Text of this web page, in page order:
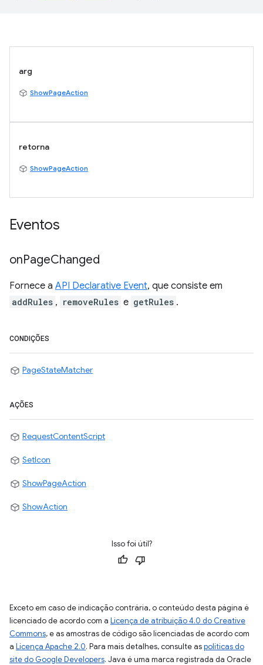
arg
ShowPageAction
retorna
ShowPageAction
Eventos
onPageChanged
Fornece a API Declarative Event, que consiste em
addRules , removeRules e getRules .
CONDIÇÕES
PageStateMatcher
AÇÕES
RequestContentScript
SetIcon
ShowPageAction
ShowAction
Isso foi útil?
Exceto em caso de indicação contrária, o conteúdo desta página é
licenciado de acordo com a Licença de atribuição 4.0 do Creative
Commons, e as amostras de código são licenciadas de acordo com
a Licença Apache 2.0. Para mais detalhes, consulte aspolíticas do
site do Google Developers. Java é uma marca registrada da Oracle